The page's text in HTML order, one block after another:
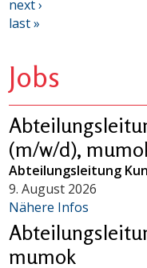
next ›
last »
Jobs
(m/w/d),
Abteilungsleitung
9. August 2026
Nähere Infos
mumok